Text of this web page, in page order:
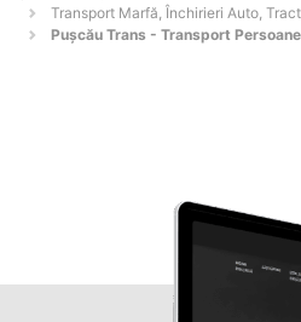
Transport Marfă, Închirieri Auto,
Puşcău Trans - Transport